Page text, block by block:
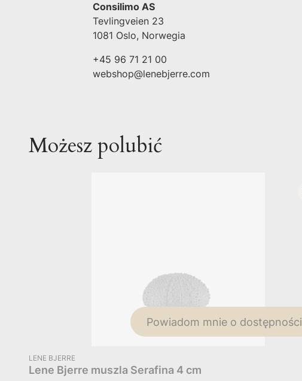
Consilimo AS
Tevlingveien 23
1081 Oslo, Norwegia
+45 96 71 21 00
webshop@lenebjerre.com
Możesz polubić
Powiadom mnie o dostępności
PRODUCENT
LENE BJERRE
Lene Bjerre muszla Serafina 4 cm